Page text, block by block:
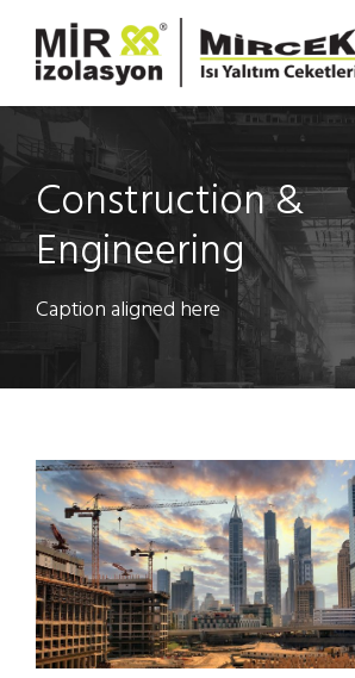
Construction &
Engineering
Caption aligned here